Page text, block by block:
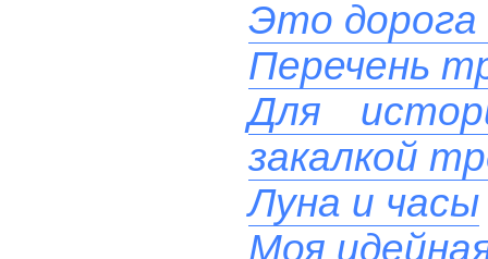
Это дорога
Перечень
Для
закалкой
Луна и часы
Моя